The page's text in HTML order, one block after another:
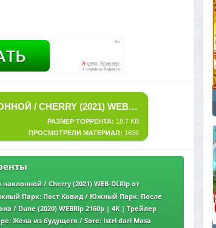
СКАЧАТЬ ТОРРЕНТ ПО НАКЛОННОЙ / CHERRY (2021) WEB - DL 2160P | 4K | DOLBY VISION | ТРЕЙЛЕР
РАЗМЕР ТОРРЕНТА: 18.7 KB
ПРОСМОТРЕЛИ МАТЕРИАЛ: 1636
наклонной / Cherry (2021) WEB-DLRip от
| Пифагор
Парк: Пост Ковид / Южный Парк: После
/ South Park: Post COVID (2021) WEBRip-HEVC
4K | SDR | HDRezka Studio
/ Dune (2020) WEBRip 2160p | 4K | Трейлер
Жена из будущего / Sore: Istri dari Masa